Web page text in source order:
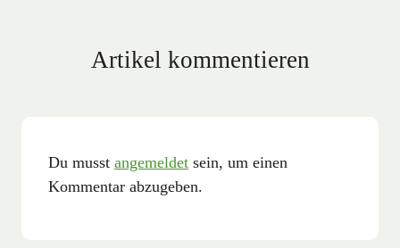
Artikel kommentieren
Du musst angemeldet sein, um einen
Kommentar abzugeben.